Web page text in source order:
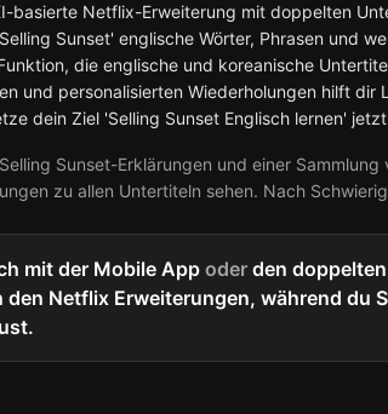
basierte Netflix-Erweiterung mit doppelten
Sunset' englische Wörter, Phrasen und
die englische und koreanische
und personalisierten Wiederholungen hilft
dein Ziel 'Selling Sunset Englisch lernen'
Sunset-Erklärungen und einer
zu allen Untertiteln sehen. Nach
mit der Mobile App oder den doppelten
den Netflix Erweiterungen, während du